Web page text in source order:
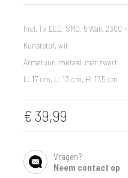
Incl. 1 x LED, SMD, 5 Watt 2300
Kunststof, wit
Armatuur: metaal, mat zwart
L: 17 cm, L: 13 cm, H: 17,5 cm
€ 39,99
SHARE
Vragen?
Neem contact op